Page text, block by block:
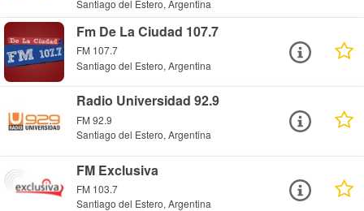
Santiago del Estero, Argentina
Fm De La Ciudad 107.7
FM 107.7
Santiago del Estero, Argentina
Radio Universidad 92.9
FM 92.9
Santiago del Estero, Argentina
FM Exclusiva
FM 103.7
Santiago del Estero, Argentina